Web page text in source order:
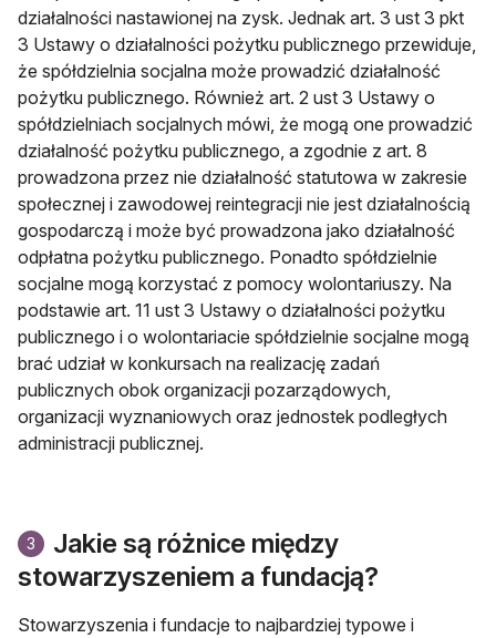
działalności nastawionej na zysk. Jednak art. 3 ust 3 pkt
3 Ustawy o działalności pożytku publicznego przewiduje,
że spółdzielnia socjalna może prowadzić działalność
pożytku publicznego. Również art. 2 ust 3 Ustawy o
spółdzielniach socjalnych mówi, że mogą one prowadzić
działalność pożytku publicznego, a zgodnie z art. 8
prowadzona przez nie działalność statutowa w zakresie
społecznej i zawodowej reintegracji nie jest działalnością
gospodarczą i może być prowadzona jako działalność
odpłatna pożytku publicznego. Ponadto spółdzielnie
socjalne mogą korzystać z pomocy wolontariuszy. Na
podstawie art. 11 ust 3 Ustawy o działalności pożytku
publicznego i o wolontariacie spółdzielnie socjalne mogą
brać udział w konkursach na realizację zadań
publicznych obok organizacji pozarządowych,
organizacji wyznaniowych oraz jednostek podległych
administracji publicznej.
3
Jakie są różnice między
stowarzyszeniem a fundacją?
Stowarzyszenia i fundacje to najbardziej typowe i